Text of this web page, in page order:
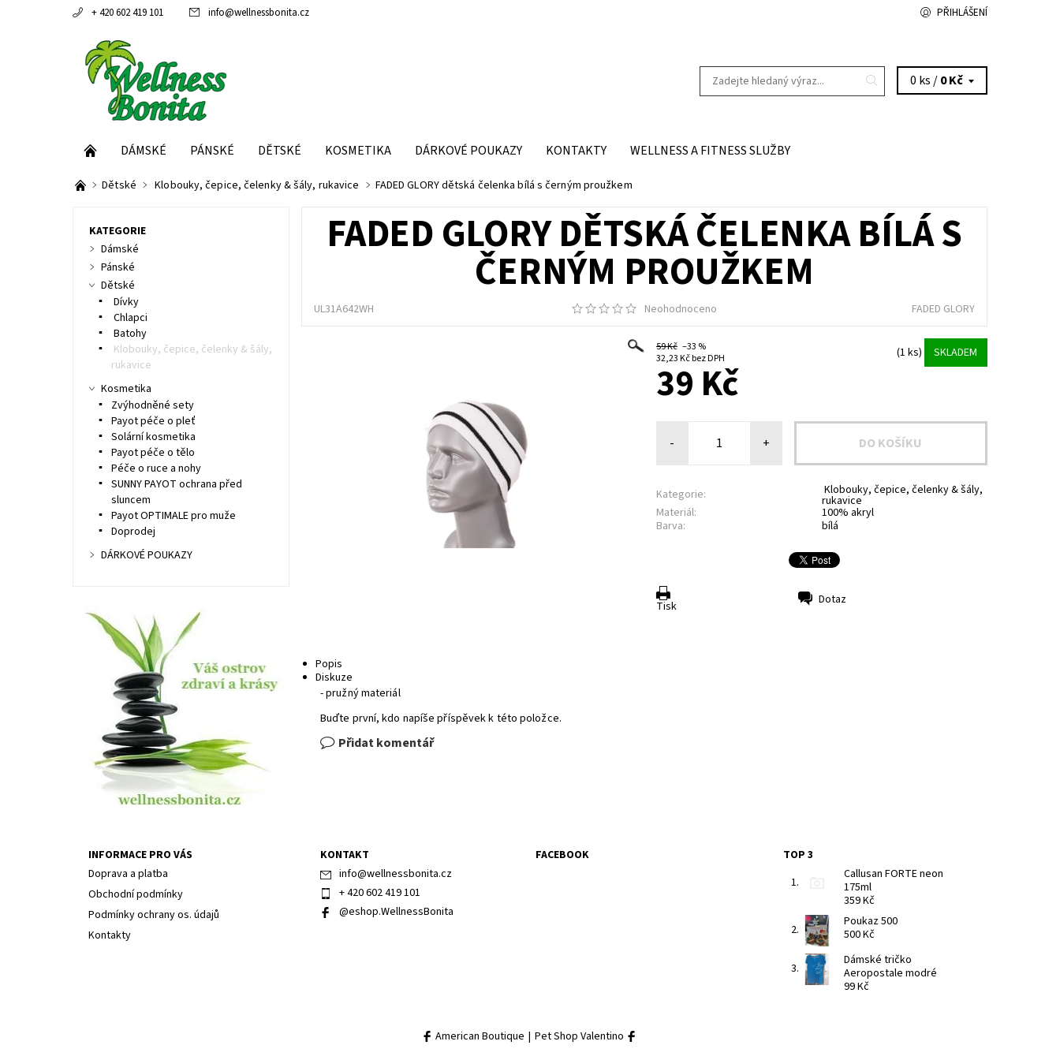
+ 420 602 419 101 info@wellnessbonita.cz PŘIHLÁŠENÍ
0 ks /0 Kč
DÁMSKÉ PÁNSKÉ DĚTSKÉ KOSMETIKA DÁRKOVÉ POUKAZY KONTAKTY WELLNESS A FITNESS SLUŽBY
Dětské Klobouky, čepice, čelenky & šály, rukavice FADED GLORY dětská čelenka bílá s černým proužkem
FADED GLORY DĚTSKÁ ČELENKA BÍLÁ S
ČERNÝM PROUŽKEM
UL31A642WH Neohodnoceno FADED GLORY
59 Kč –33 %
32,23 Kč bez DPH
(1 ks) SKLADEM
39 Kč
- +
Kategorie: Klobouky, čepice, čelenky & šály,
rukavice
Materiál:
100% akryl
Barva:
bílá
Tisk Dotaz
Popis
Diskuze
- pružný materiál
Buďte první, kdo napíše příspěvek k této položce.
Přidat komentář
KATEGORIE
Dámské
Pánské
Dětské
Dívky
Chlapci
Batohy
Klobouky, čepice, čelenky & šály,
rukavice
Kosmetika
Zvýhodněné sety
Payot péče o pleť
Solární kosmetika
Payot péče o tělo
Péče o ruce a nohy
SUNNY PAYOT ochrana před
sluncem
Payot OPTIMALE pro muže
Doprodej
DÁRKOVÉ POUKAZY
INFORMACE PRO VÁS
Doprava a platba
Obchodní podmínky
Podmínky ochrany os. údajů
Kontakty
KONTAKT
info@wellnessbonita.cz
+ 420 602 419 101
@eshop.WellnessBonita
FACEBOOK
TOP 3
Callusan FORTE neon
175ml
359 Kč
Poukaz 500
500 Kč
Dámské tričko
Aeropostale modré
99 Kč
American Boutique | Pet Shop Valentino